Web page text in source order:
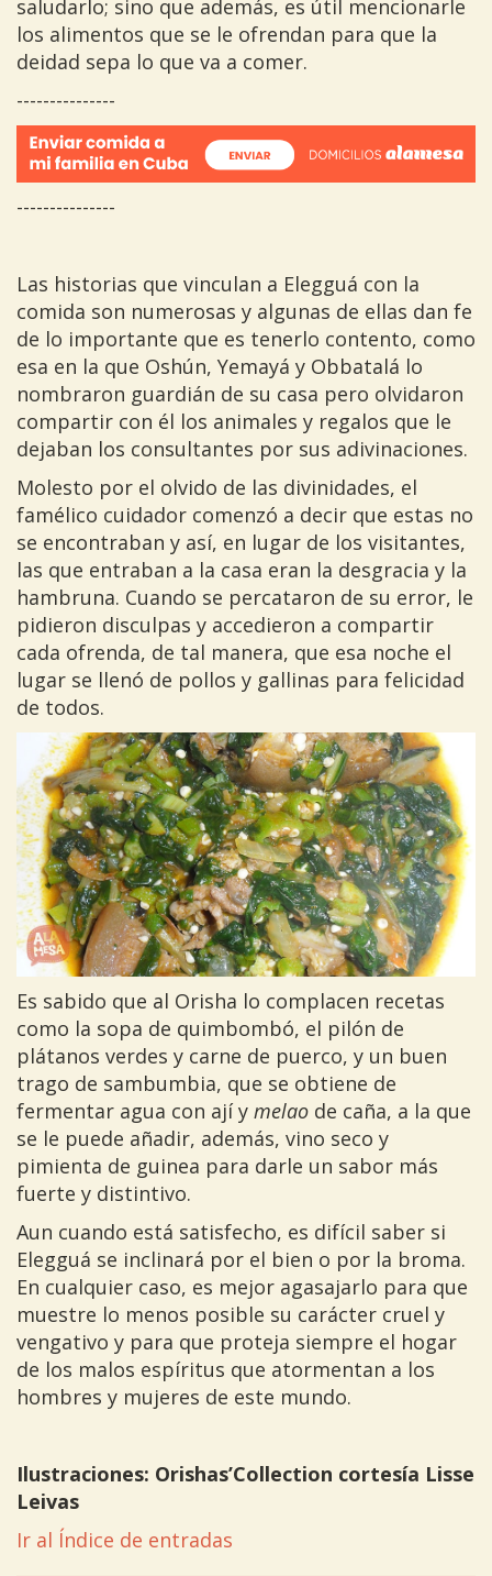
saludarlo; sino que además, es útil mencionarle
los alimentos que se le ofrendan para que la
deidad sepa lo que va a comer.
---------------
---------------
Las historias que vinculan a Elegguá con la
comida son numerosas y algunas de ellas dan fe
de lo importante que es tenerlo contento, como
esa en la que Oshún, Yemayá y Obbatalá lo
nombraron guardián de su casa pero olvidaron
compartir con él los animales y regalos que le
dejaban los consultantes por sus adivinaciones.
Molesto por el olvido de las divinidades, el
famélico cuidador comenzó a decir que estas no
se encontraban y así, en lugar de los visitantes,
las que entraban a la casa eran la desgracia y la
hambruna. Cuando se percataron de su error, le
pidieron disculpas y accedieron a compartir
cada ofrenda, de tal manera, que esa noche el
lugar se llenó de pollos y gallinas para felicidad
de todos.
Es sabido que al Orisha lo complacen recetas
como la sopa de quimbombó, el pilón de
plátanos verdes y carne de puerco, y un buen
trago de sambumbia, que se obtiene de
fermentar agua con ají y melao de caña, a la que
se le puede añadir, además, vino seco y
pimienta de guinea para darle un sabor más
fuerte y distintivo.
Aun cuando está satisfecho, es difícil saber si
Elegguá se inclinará por el bien o por la broma.
En cualquier caso, es mejor agasajarlo para que
muestre lo menos posible su carácter cruel y
vengativo y para que proteja siempre el hogar
de los malos espíritus que atormentan a los
hombres y mujeres de este mundo.
Ilustraciones: Orishas’Collection cortesía Lisse
Leivas
Ir al Índice de entradas